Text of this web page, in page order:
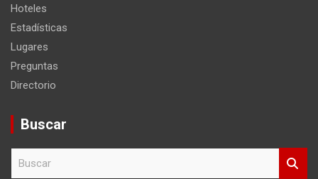
Hoteles
Estadísticas
Lugares
Preguntas
Directorio
Buscar